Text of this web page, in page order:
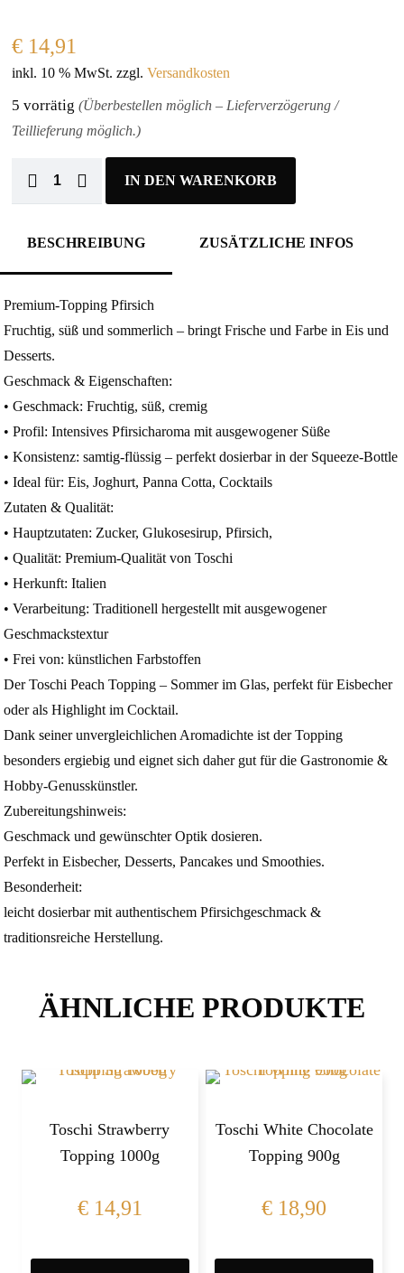
€ 14,91
inkl. 10 % MwSt. zzgl.Versandkosten
5 vorrätig(Überbestellen möglich – Lieferverzögerung /
Teillieferung möglich.)
IN DEN WARENKORB
BESCHREIBUNG ZUSÄTZLICHE INFOS
Premium-Topping Pfirsich
Fruchtig, süß und sommerlich – bringt Frische und Farbe in Eis und
Desserts.
Geschmack & Eigenschaften:
• Geschmack: Fruchtig, süß, cremig
• Profil: Intensives Pfirsicharoma mit ausgewogener Süße
• Konsistenz: samtig-flüssig – perfekt dosierbar in der Squeeze-Bottle
• Ideal für: Eis, Joghurt, Panna Cotta, Cocktails
Zutaten & Qualität:
• Hauptzutaten: Zucker, Glukosesirup, Pfirsich,
• Qualität: Premium-Qualität von Toschi
• Herkunft: Italien
• Verarbeitung: Traditionell hergestellt mit ausgewogener
Geschmackstextur
• Frei von: künstlichen Farbstoffen
Der Toschi Peach Topping – Sommer im Glas, perfekt für Eisbecher
oder als Highlight im Cocktail.
Dank seiner unvergleichlichen Aromadichte ist der Topping
besonders ergiebig und eignet sich daher gut für die Gastronomie &
Hobby-Genusskünstler.
Zubereitungshinweis:
Geschmack und gewünschter Optik dosieren.
Perfekt in Eisbecher, Desserts, Pancakes und Smoothies.
Besonderheit:
leicht dosierbar mit authentischem Pfirsichgeschmack &
traditionsreiche Herstellung.
ÄHNLICHE PRODUKTE
Toschi Strawberry
Topping 1000g
€14,91
Toschi White Chocolate
Topping 900g
€ 18,90